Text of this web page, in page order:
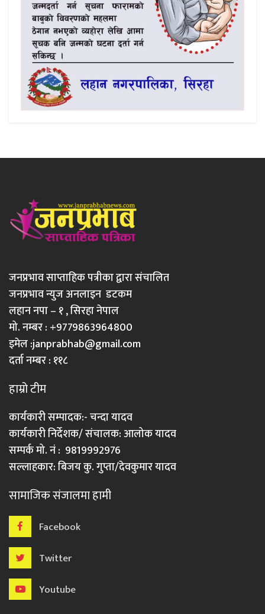
जनप्रभाव साप्ताहिक पत्रीका द्वारा संचालित
जनप्रभाव न्युज अनलाइन डटकम
लहान नपा – १ , सिरहा नेपाल
मो. नम्बर : +9779863964800
इमेल :janprabhab@gmail.com
दर्ता नम्बर : ११८
हाम्रो टीम
कार्यकारी सम्पादक:- चन्दा यादव
कार्यकारी निर्देशक/ संचालक: आलोक यादव
सम्पर्क मो. नं : 9819992976
सल्लाहकार: बिजय कु. गुप्ता/देवकुमार यादव
सामाजिक संजालमा हामी
Facebook
Twitter
Youtube